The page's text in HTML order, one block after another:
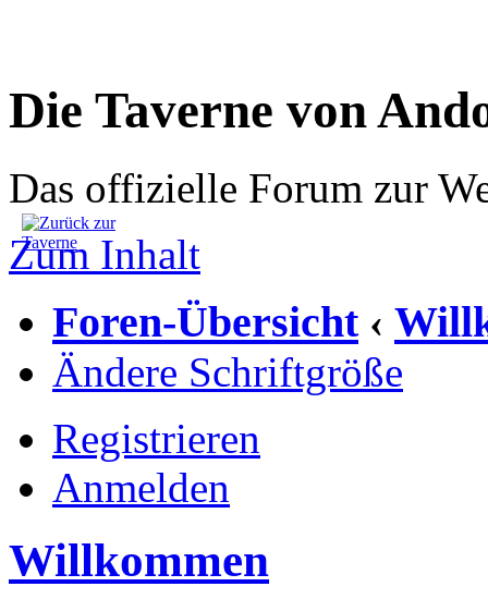
Die Taverne von
Das offizielle Forum zur
Zum Inhalt
Foren-Übersicht ‹
Ändere Schriftgröße
Registrieren
Anmelden
Willkommen